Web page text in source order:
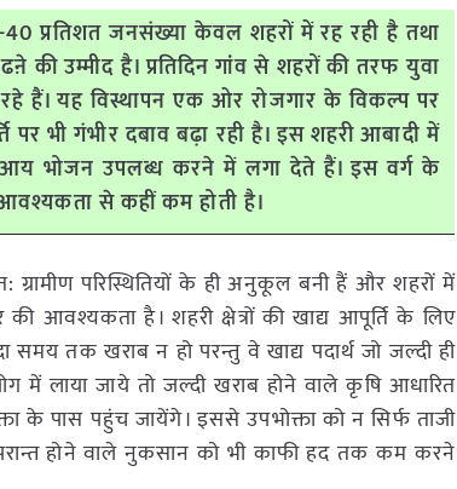
प्रतिशत जनसंख्या केवल शहरों में रह रही है तथा
उम्मीद है। प्रतिदिन गांव से शहरों की तरफ युवा
रहे हैं। यह विस्थापन एक ओर रोजगार के विकल्प पर
पर भी गंभीर दबाव बढ़ा रही है। इस शहरी आबादी में
भोजन उपलब्ध करने में लगा देते हैं। इस वर्ग के
आवश्यकता से कहीं कम होती है।
ग्रामीण परिस्थितियों के ही अनुकूल बनी हैं और शहरों में
की आवश्यकता है। शहरी क्षेत्रों की खाद्य आपूर्ति के लिए
तक खराब न हो परन्तु वे खाद्य पदार्थ जो जल्दी ही
में लाया जाये तो जल्दी खराब होने वाले कृषि आधारित
के पास पहुंच जायेंगे। इससे उपभोक्ता को न सिर्फ ताजी
होने वाले नुकसान को भी काफी हद तक कम करने